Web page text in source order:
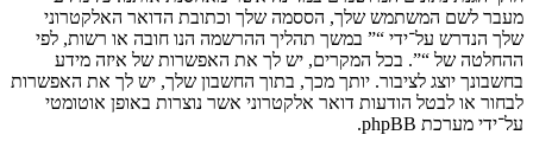
מעבר לשם המשתמש שלך, הססמה שלך וכתובת הדואר האלקטרוני
שלך הנדרש על־ידי “” במשך תהליך ההרשמה הנו חובה או רשות, לפי
ההחלטה של “”. בכל המקרים, יש לך את האפשרות של איזה מידע
בחשבונך יוצג לציבור. יותך מכך, בתוך החשבון שלך, יש לך את האפשרות
לבחור או לבטל הודעות דואר אלקטרוני אשר נוצרות באופן אוטומטי
על־ידי מערכת phpBB.